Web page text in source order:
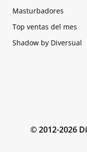
Masturbadores
Top ventas del mes
Shadow by Diversual
© 2012-2026